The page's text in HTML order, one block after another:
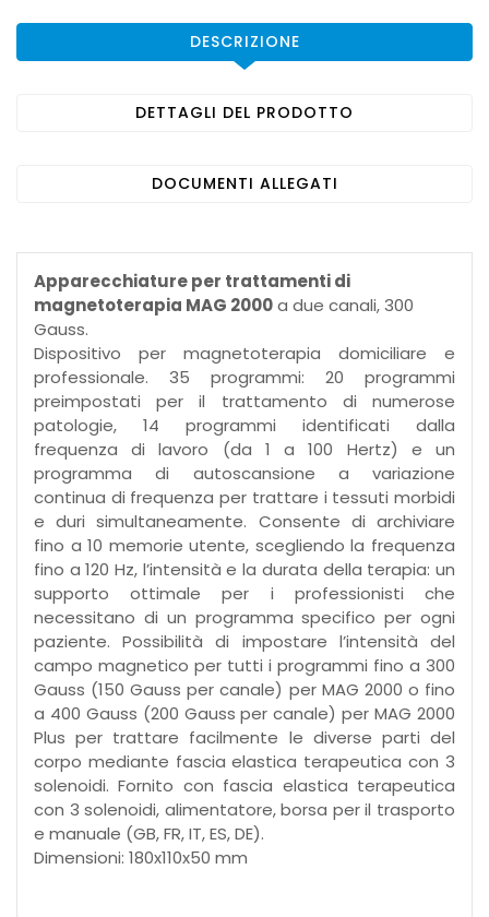
DESCRIZIONE
DETTAGLI DEL PRODOTTO
DOCUMENTI ALLEGATI
Apparecchiature per trattamenti di
magnetoterapia MAG 2000a due canali, 300
Gauss.
Dispositivo per magnetoterapia domiciliare e
professionale. 35 programmi: 20 programmi
preimpostati per il trattamento di numerose
patologie, 14 programmi identificati dalla
frequenza di lavoro (da 1 a 100 Hertz) e un
programma di autoscansione a variazione
continua di frequenza per trattare i tessuti morbidi
e duri simultaneamente. Consente di archiviare
fino a 10 memorie utente, scegliendo la frequenza
fino a 120 Hz, l’intensità e la durata della terapia: un
supporto ottimale per i professionisti che
necessitano di un programma specifico per ogni
paziente. Possibilità di impostare l’intensità del
campo magnetico per tutti i programmi fino a 300
Gauss (150 Gauss per canale) per MAG 2000 o fino
a 400 Gauss (200 Gauss per canale) per MAG 2000
Plus per trattare facilmente le diverse parti del
corpo mediante fascia elastica terapeutica con 3
solenoidi. Fornito con fascia elastica terapeutica
con 3 solenoidi, alimentatore, borsa per il trasporto
e manuale (GB, FR, IT, ES, DE).
Dimensioni: 180x110x50 mm